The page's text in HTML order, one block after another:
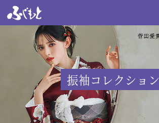
振袖コレクション